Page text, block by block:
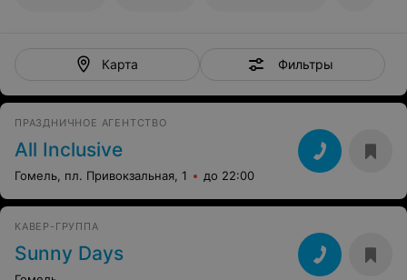
Карта Фильтры
ПРАЗДНИЧНОЕ АГЕНТСТВО
All Inсlusive
Гомель, пл. Привокзальная, 1 до 22:00
КАВЕР-ГРУППА
Sunny Days